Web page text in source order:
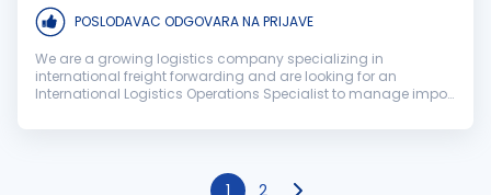
POSLODAVAC ODGOVARA NA PRIJAVE
We are a growing logistics company specializing in
international freight forwarding and are looking for an
International Logistics Operations Specialist to manage import
consolidated cargo for the Ger...
1 2